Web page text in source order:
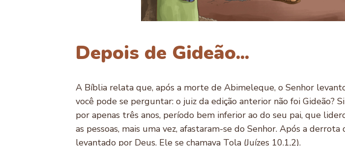
Depois de Gideão...
A Bíblia relata que, após a morte de Abimeleque, o Senhor
você pode se perguntar: o juiz da edição anterior não foi Gideão?
por apenas três anos, período bem inferior ao do seu pai, que
as pessoas, mais uma vez, afastaram-se do Senhor. Após a
levantado por Deus. Ele se chamava Tola (Juízes 10.1,2).